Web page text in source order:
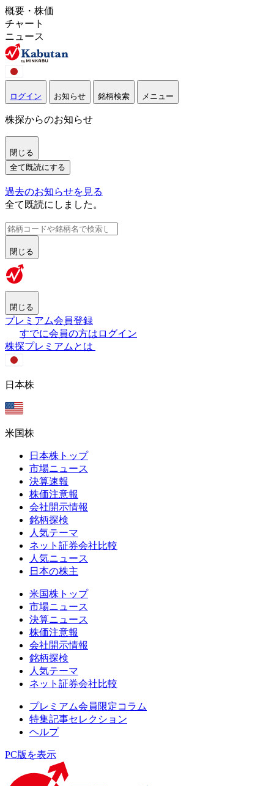
概要・株価
チャート
ニュース
ログイン お知らせ 銘柄検索 メニュー
株探からのお知らせ
閉じる
全て既読にする
過去のお知らせを見る
全て既読にしました。
閉じる
閉じる
プレミアム会員登録
すでに会員の方はログイン
株探プレミアムとは
日本株
米国株
日本株トップ
市場ニュース
決算速報
株価注意報
会社開示情報
銘柄探検
人気テーマ
ネット証券会社比較
人気ニュース
日本の株主
米国株トップ
市場ニュース
決算ニュース
株価注意報
会社開示情報
銘柄探検
人気テーマ
ネット証券会社比較
プレミアム会員限定コラム
特集記事セレクション
ヘルプ
PC版を表示